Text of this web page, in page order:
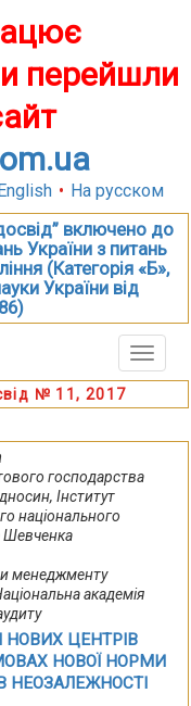
перейшли
• На русском
включено до
України з питань
(Категорія «Б»,
України від
Toggle
№ 11, 2017
господарства
Інститут
національного
Шевченка
менеджменту
академія
ЦЕНТРІВ
НОВОЇ НОРМИ
НЕОЗАЛЕЖНОСТІ